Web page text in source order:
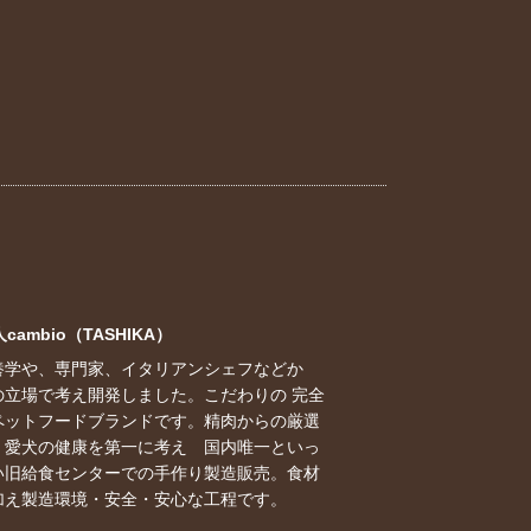
cambio（TASHIKA）
学や、専門家、イタリアンシェフなどか
立場で考え開発しました。こだわりの 完全
ットフードブランドです。精肉からの厳選
愛犬の健康を第一に考え 国内唯一といっ
旧給食センターでの手作り製造販売。食材
製造環境・安全・安心な工程です。